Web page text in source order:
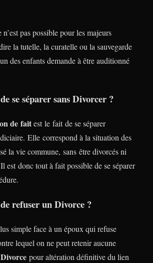
pas possible pour les majeurs
la tutelle, la curatelle ou la sauvegarde
des enfants demande à être auditionné
se séparer sans Divorcer ?
de faitest le fait de se séparer
Elle correspond à la situation des
la vie commune, sans être divorcés ni
est donc tout à fait possible de se séparer
refuser un Divorce ?
simple face à un époux qui refuse
lequel on ne peut retenir aucune
Divorce pour altération définitive du lien